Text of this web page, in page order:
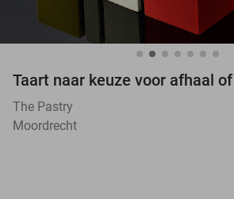
Taart naar keuze voor afhaal
The Pastry
Moordrecht